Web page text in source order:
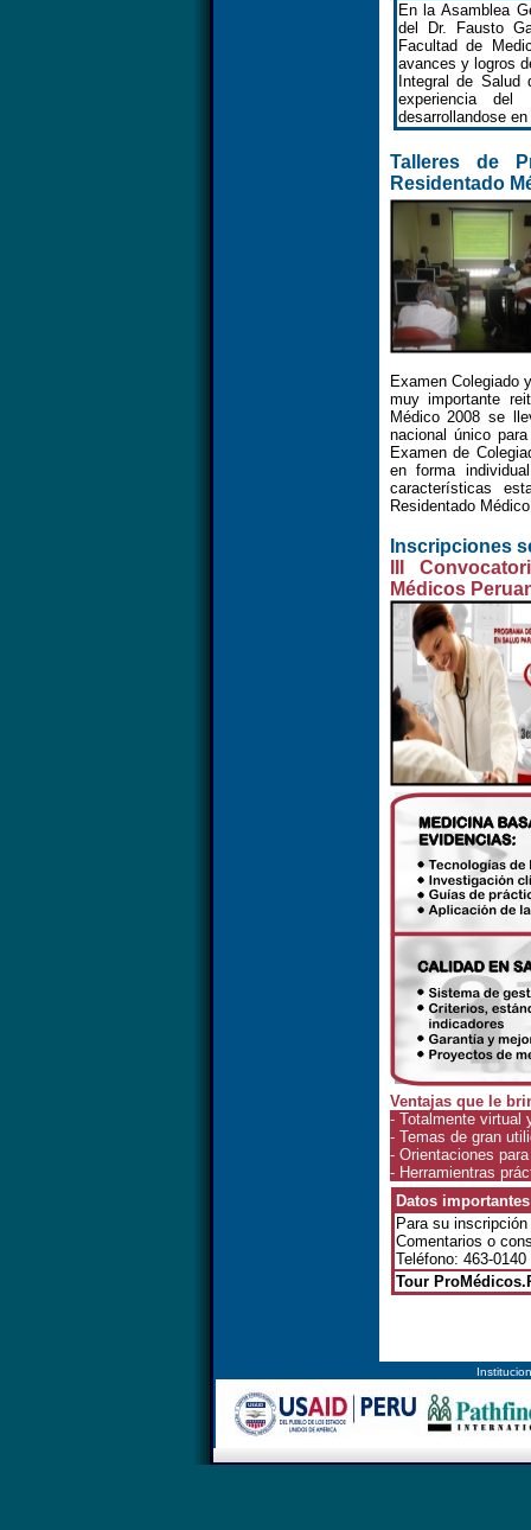
En la Asamblea
del Dr. Fausto
Facultad de
avances y logros
Integral de
experiencia del
desarrollandose
Talleres de
Residentado
Examen Colegiado
muy importante
Médico 2008 se
nacional único
Examen de
en forma
características
Residentado
Inscripciones
III
Médicos
Ventajas que le
- Totalmente virtual
- Temas de gran
- Orientaciones
- Herramientras
Datos
Para su
Comentarios o
Teléfono: 463-
Tour